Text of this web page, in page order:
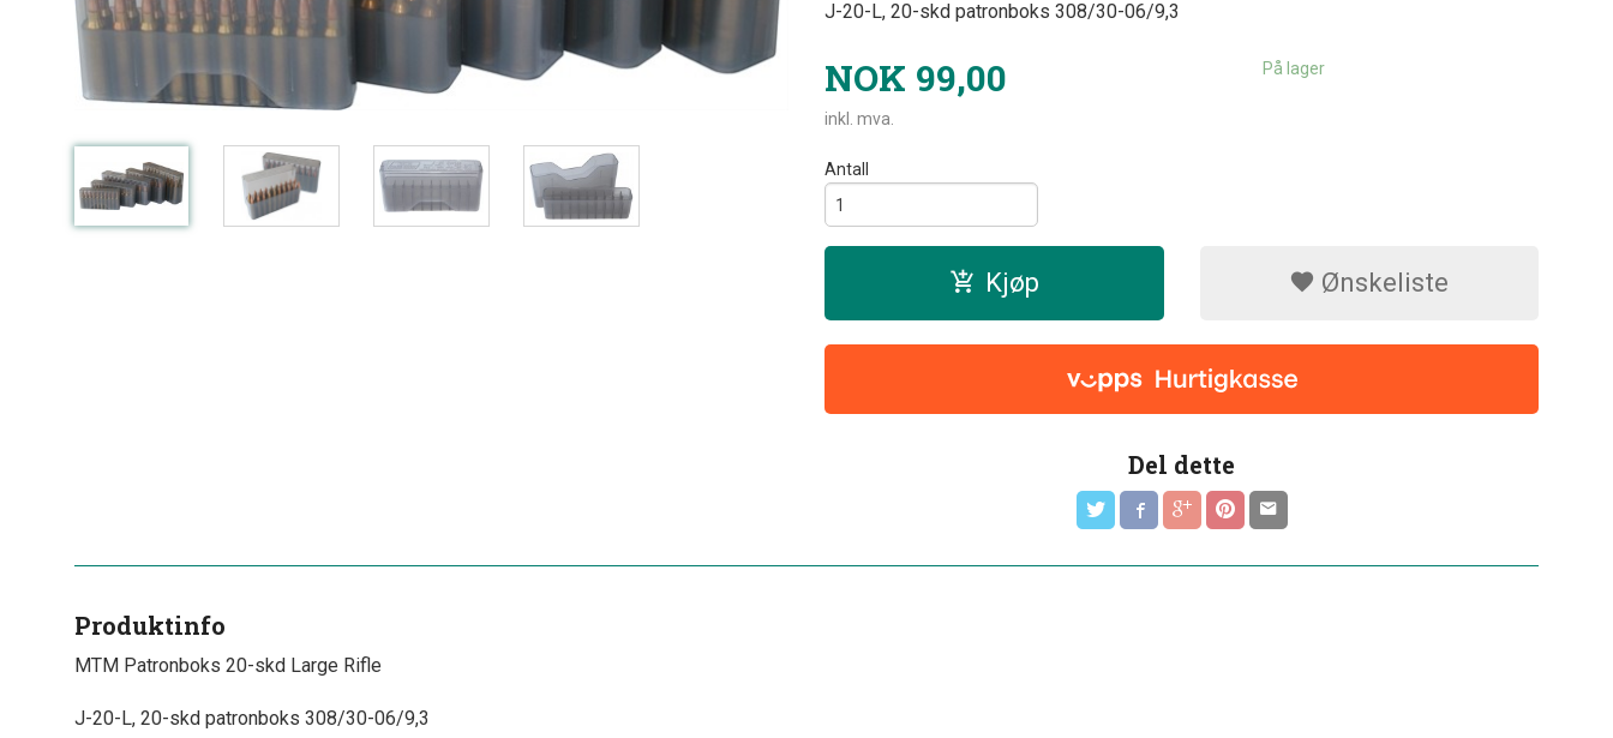
J-20-L, 20-skd patronboks 308/30-06/9,3
NOK 99,00
inkl. mva.
På lager
Antall
Kjøp Ønskeliste
Del dette
Produktinfo
MTM Patronboks 20-skd Large Rifle
J-20-L, 20-skd patronboks 308/30-06/9,3